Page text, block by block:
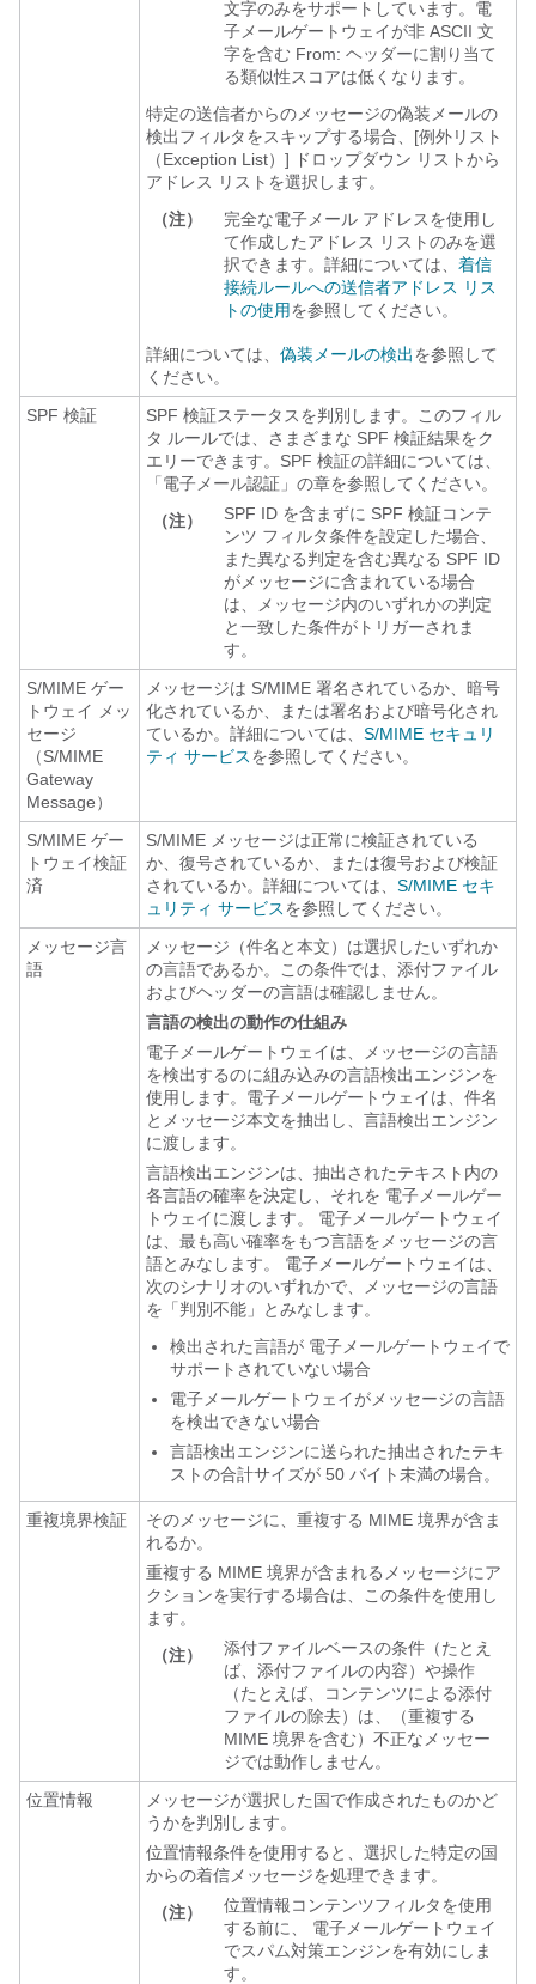
文字のみをサポートしています。電
子メールゲートウェイが非 ASCII 文
字を含む From: ヘッダーに割り当て
る類似性スコアは低くなります。
特定の送信者からのメッセージの偽装メールの
検出フィルタをスキップする場合、[例外リスト
（Exception List）] ドロップダウン リストから
アドレス リストを選択します。
（注）
完全な電子メール アドレスを使用し
て作成したアドレス リストのみを選
択できます。詳細については、 着信
接続ルールへの送信者アドレス リス
トの使用を参照してください。
詳細については、 偽装メールの検出を参照して
ください。
SPF 検証
SPF 検証ステータスを判別します。このフィル
タ ルールでは、さまざまな SPF 検証結果をク
エリーできます。SPF 検証の詳細については、
「電子メール認証」の章を参照してください。
（注）
SPF ID を含まずに SPF 検証コンテ
ンツ フィルタ条件を設定した場合、
また異なる判定を含む異なる SPF ID
がメッセージに含まれている場合
は、メッセージ内のいずれかの判定
と一致した条件がトリガーされま
す。
S/MIME ゲー
トウェイ メッ
セージ
（S/MIME
Gateway
Message）
メッセージは S/MIME 署名されているか、暗号
化されているか、または署名および暗号化され
ているか。詳細については、 S/MIME セキュリ
ティ サービスを参照してください。
S/MIME ゲー
トウェイ検証
済
S/MIME メッセージは正常に検証されている
か、復号されているか、または復号および検証
されているか。詳細については、 S/MIME セキ
ュリティ サービスを参照してください。
メッセージ言
語
メッセージ（件名と本文）は選択したいずれか
の言語であるか。この条件では、添付ファイル
およびヘッダーの言語は確認しません。
言語の検出の動作の仕組み
電子メールゲートウェイは、メッセージの言語
を検出するのに組み込みの言語検出エンジンを
使用します。 電子メールゲートウェイは、件名
とメッセージ本文を抽出し、言語検出エンジン
に渡します。
言語検出エンジンは、抽出されたテキスト内の
各言語の確率を決定し、それを 電子メールゲー
トウェイに渡します。 電子メールゲートウェイ
は、最も高い確率をもつ言語をメッセージの言
語とみなします。 電子メールゲートウェイは、
次のシナリオのいずれかで、メッセージの言語
を「判別不能」とみなします。
検出された言語が 電子メールゲートウェイで
サポートされていない場合
電子メールゲートウェイがメッセージの言語
を検出できない場合
言語検出エンジンに送られた抽出されたテキ
ストの合計サイズが 50 バイト未満の場合。
重複境界検証
そのメッセージに、重複する MIME 境界が含ま
れるか。
重複する MIME 境界が含まれるメッセージにア
クションを実行する場合は、この条件を使用し
ます。
（注）
添付ファイルベースの条件（たとえ
ば、添付ファイルの内容）や操作
（たとえば、コンテンツによる添付
ファイルの除去）は、（重複する
MIME 境界を含む）不正なメッセー
ジでは動作しません。
位置情報
メッセージが選択した国で作成されたものかど
うかを判別します。
位置情報条件を使用すると、選択した特定の国
からの着信メッセージを処理できます。
（注）
位置情報コンテンツフィルタを使用
する前に、 電子メールゲートウェイ
でスパム対策エンジンを有効にしま
す。